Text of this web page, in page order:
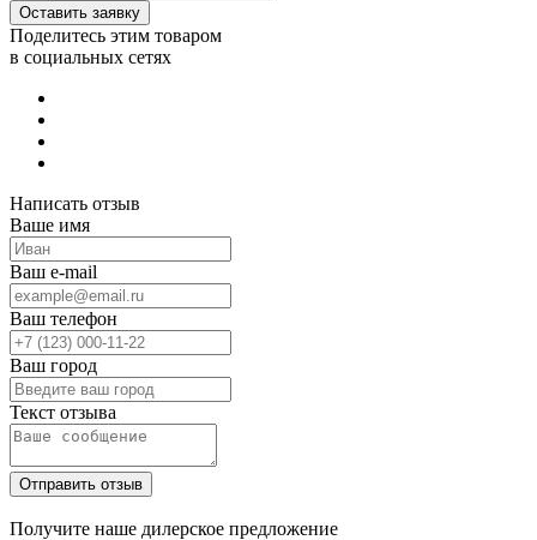
Поделитесь этим товаром
в социальных сетях
Написать отзыв
Ваше имя
Ваш e-mail
Ваш телефон
Ваш город
Текст отзыва
Получите наше дилерское предложение